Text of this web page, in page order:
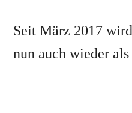
Seit März 2017
nun auch wieder